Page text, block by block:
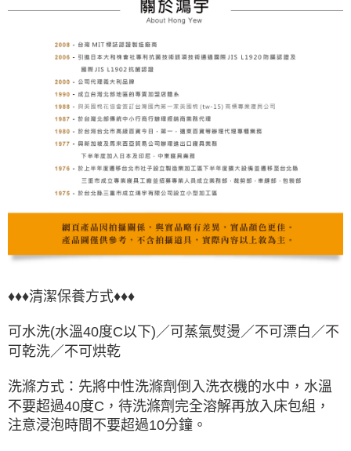
♦♦♦清潔保養方式♦♦♦
可水洗(水溫40度C以下)／可蒸氣熨燙／不可漂白／不
可乾洗／不可烘乾
洗滌方式：先將中性洗滌劑倒入洗衣機的水中，水溫
不要超過40度C，待洗滌劑完全溶解再放入床包組，
注意浸泡時間不要超過10分鐘。